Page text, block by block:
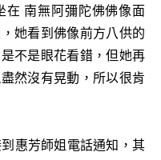
在 南無阿彌陀佛佛像面
她看到佛像前方八供的
不是眼花看錯，但她再
然沒有晃動，所以很肯
惠芳師姐電話通知，其